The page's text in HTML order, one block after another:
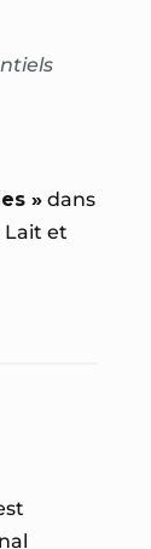
»dans
Lait et